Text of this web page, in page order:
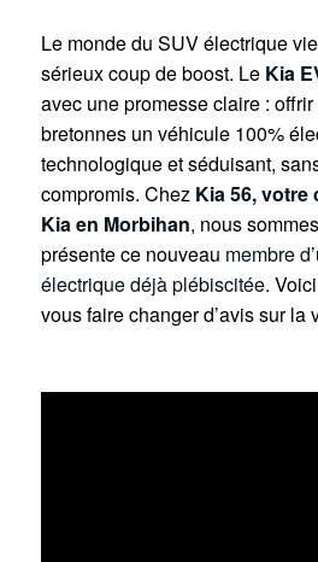
Le monde du SUV électrique
sérieux coup de boost. Le Kia
avec une promesse claire :
bretonnes un véhicule 100%
technologique et séduisant,
compromis. Chez Kia 56,
Kia en Morbihan, nous
présente ce nouveau membre
électrique déjà plébiscitée.
vous faire changer d’avis sur la